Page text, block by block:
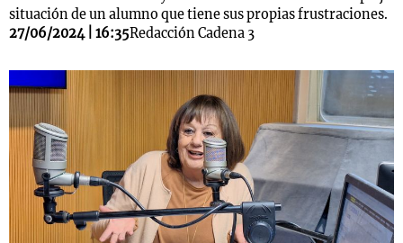
situación de un alumno que tiene sus propias frustraciones.
27/06/2024 | 16:35Redacción Cadena 3